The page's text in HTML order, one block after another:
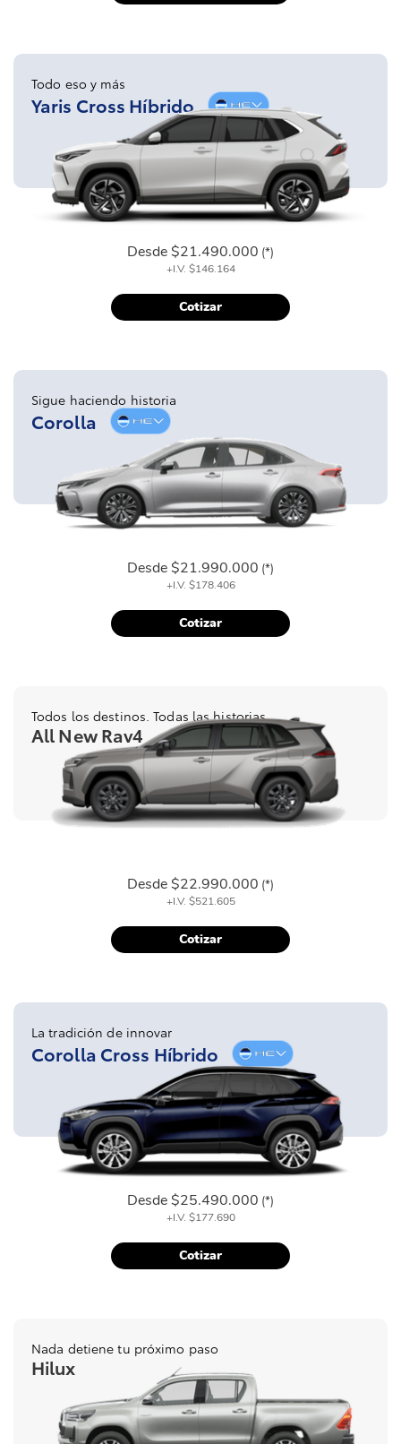
Todo eso y más
Yaris Cross Híbrido
Desde$21.490.000 (*)
+I.V. $146.164
Cotizar
Sigue haciendo historia
Corolla
Desde$21.990.000 (*)
+I.V. $178.406
Cotizar
Todos los destinos. Todas las historias
All New Rav4
Desde$22.990.000 (*)
+I.V. $521.605
Cotizar
La tradición de innovar
Corolla Cross Híbrido
Desde$25.490.000 (*)
+I.V. $177.690
Cotizar
Nada detiene tu próximo paso
Hilux